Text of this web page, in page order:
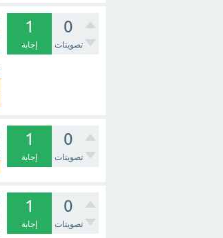
0
تصويتات
1
إجابة
0
تصويتات
1
إجابة
0
تصويتات
1
إجابة